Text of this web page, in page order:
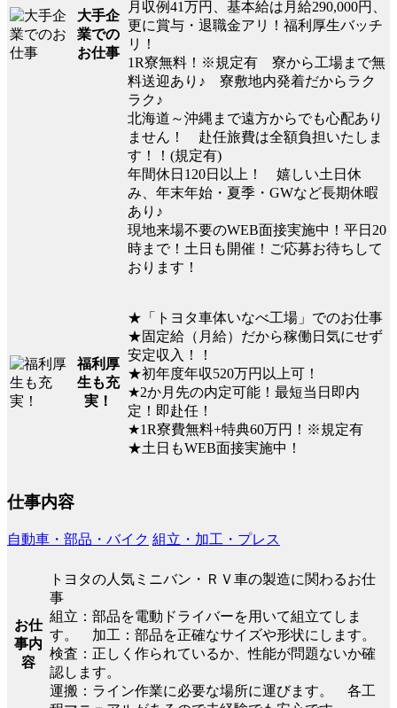
大手企
業での
お仕事
月収例41万円、基本給は月給290,000円、
更に賞与・退職金アリ！福利厚生バッチ
リ！
1R寮無料！※規定有 寮から工場まで無
料送迎あり♪ 寮敷地内発着だからラク
ラク♪
北海道～沖縄まで遠方からでも心配あり
ません！ 赴任旅費は全額負担いたしま
す！！(規定有)
年間休日120日以上！ 嬉しい土日休
み、年末年始・夏季・GWなど長期休暇
あり♪
現地来場不要のWEB面接実施中！平日20
時まで！土日も開催！ご応募お待ちして
おります！
福利厚
生も充
実！
★「トヨタ車体いなべ工場」でのお仕事
★固定給（月給）だから稼働日気にせず
安定収入！！
★初年度年収520万円以上可！
★2か月先の内定可能！最短当日即内
定！即赴任！
★1R寮費無料+特典60万円！※規定有
★土日もWEB面接実施中！
仕事内容
自動車・部品・バイク 組立・加工・プレス
お仕
事内
容
トヨタの人気ミニバン・ＲＶ車の製造に関わるお仕
事
組立：部品を電動ドライバーを用いて組立てしま
す。 加工：部品を正確なサイズや形状にします。
検査：正しく作られているか、性能が問題ないか確
認します。
運搬：ライン作業に必要な場所に運びます。 各工